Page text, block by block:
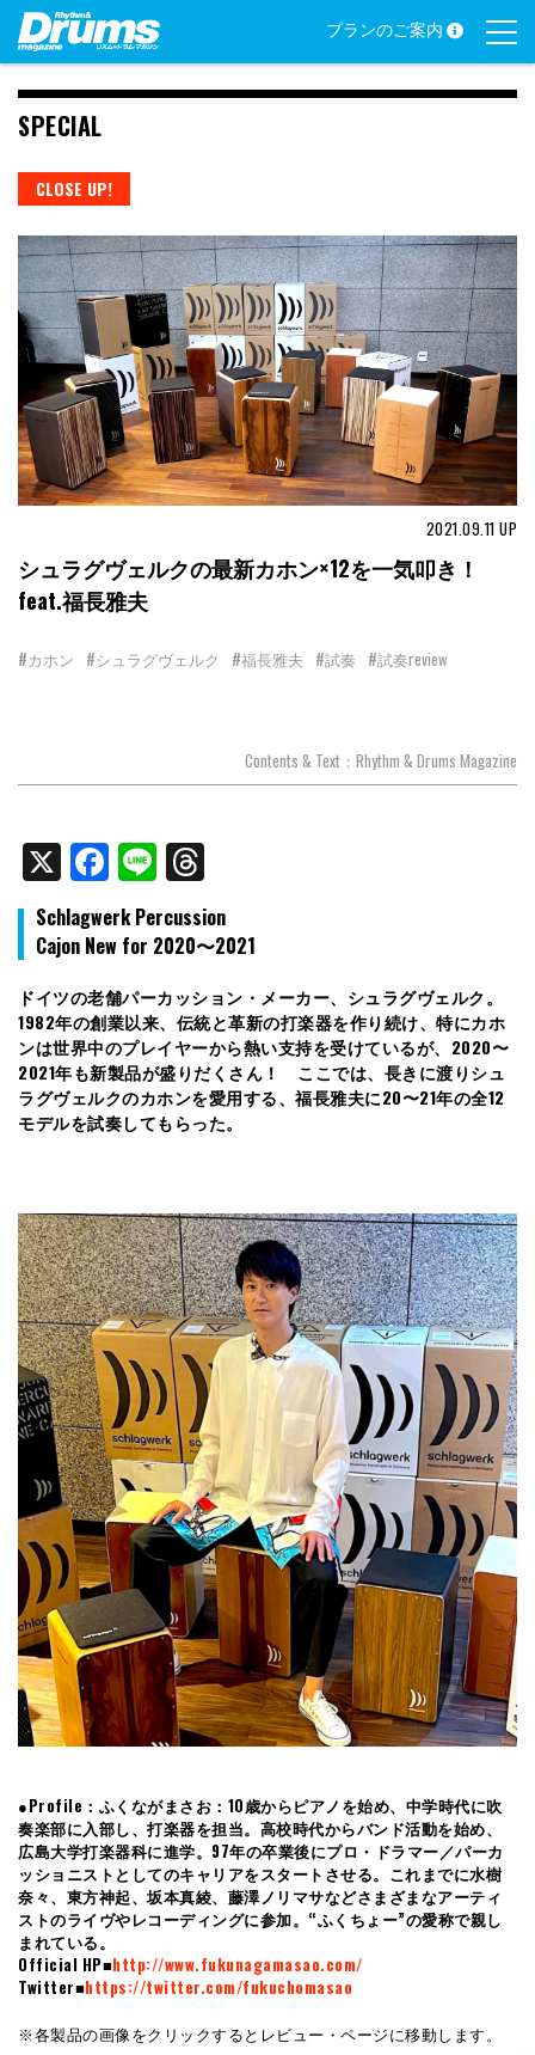
Skip
content
プランのご案内
SPECIAL
CLOSE UP!
2021.09.11 UP
シュラグヴェルクの最新カホン×12を一気叩き！
feat.福長雅夫
#カホン #シュラグヴェルク #福長雅夫 #試奏 #試奏review
Contents & Text：Rhythm & Drums Magazine
X Facebook
Line
Schlagwerk Percussion
Cajon New for 2020〜2021
ドイツの老舗パーカッション・メーカー、シュラグヴェルク。
1982年の創業以来、伝統と革新の打楽器を作り続け、特にカホ
ンは世界中のプレイヤーから熱い支持を受けているが、2020〜
2021年も新製品が盛りだくさん！ ここでは、長きに渡りシュ
ラグヴェルクのカホンを愛用する、福長雅夫に20〜21年の全12
モデルを試奏してもらった。
●Profile：ふくながまさお：10歳からピアノを始め、中学時代に吹
奏楽部に入部し、打楽器を担当。高校時代からバンド活動を始め、
広島大学打楽器科に進学。97年の卒業後にプロ・ドラマー／パーカ
ッショニストとしてのキャリアをスタートさせる。これまでに水樹
奈々、東方神起、坂本真綾、藤澤ノリマサなどさまざまなアーティ
ストのライヴやレコーディングに参加。“ふくちょー”の愛称で親し
まれている。
Official HP■http://www.fukunagamasao.com/
Twitter■https://twitter.com/fukuchomasao
※各製品の画像をクリックするとレビュー・ページに移動します。